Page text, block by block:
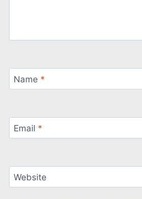
Name *
Email *
Website